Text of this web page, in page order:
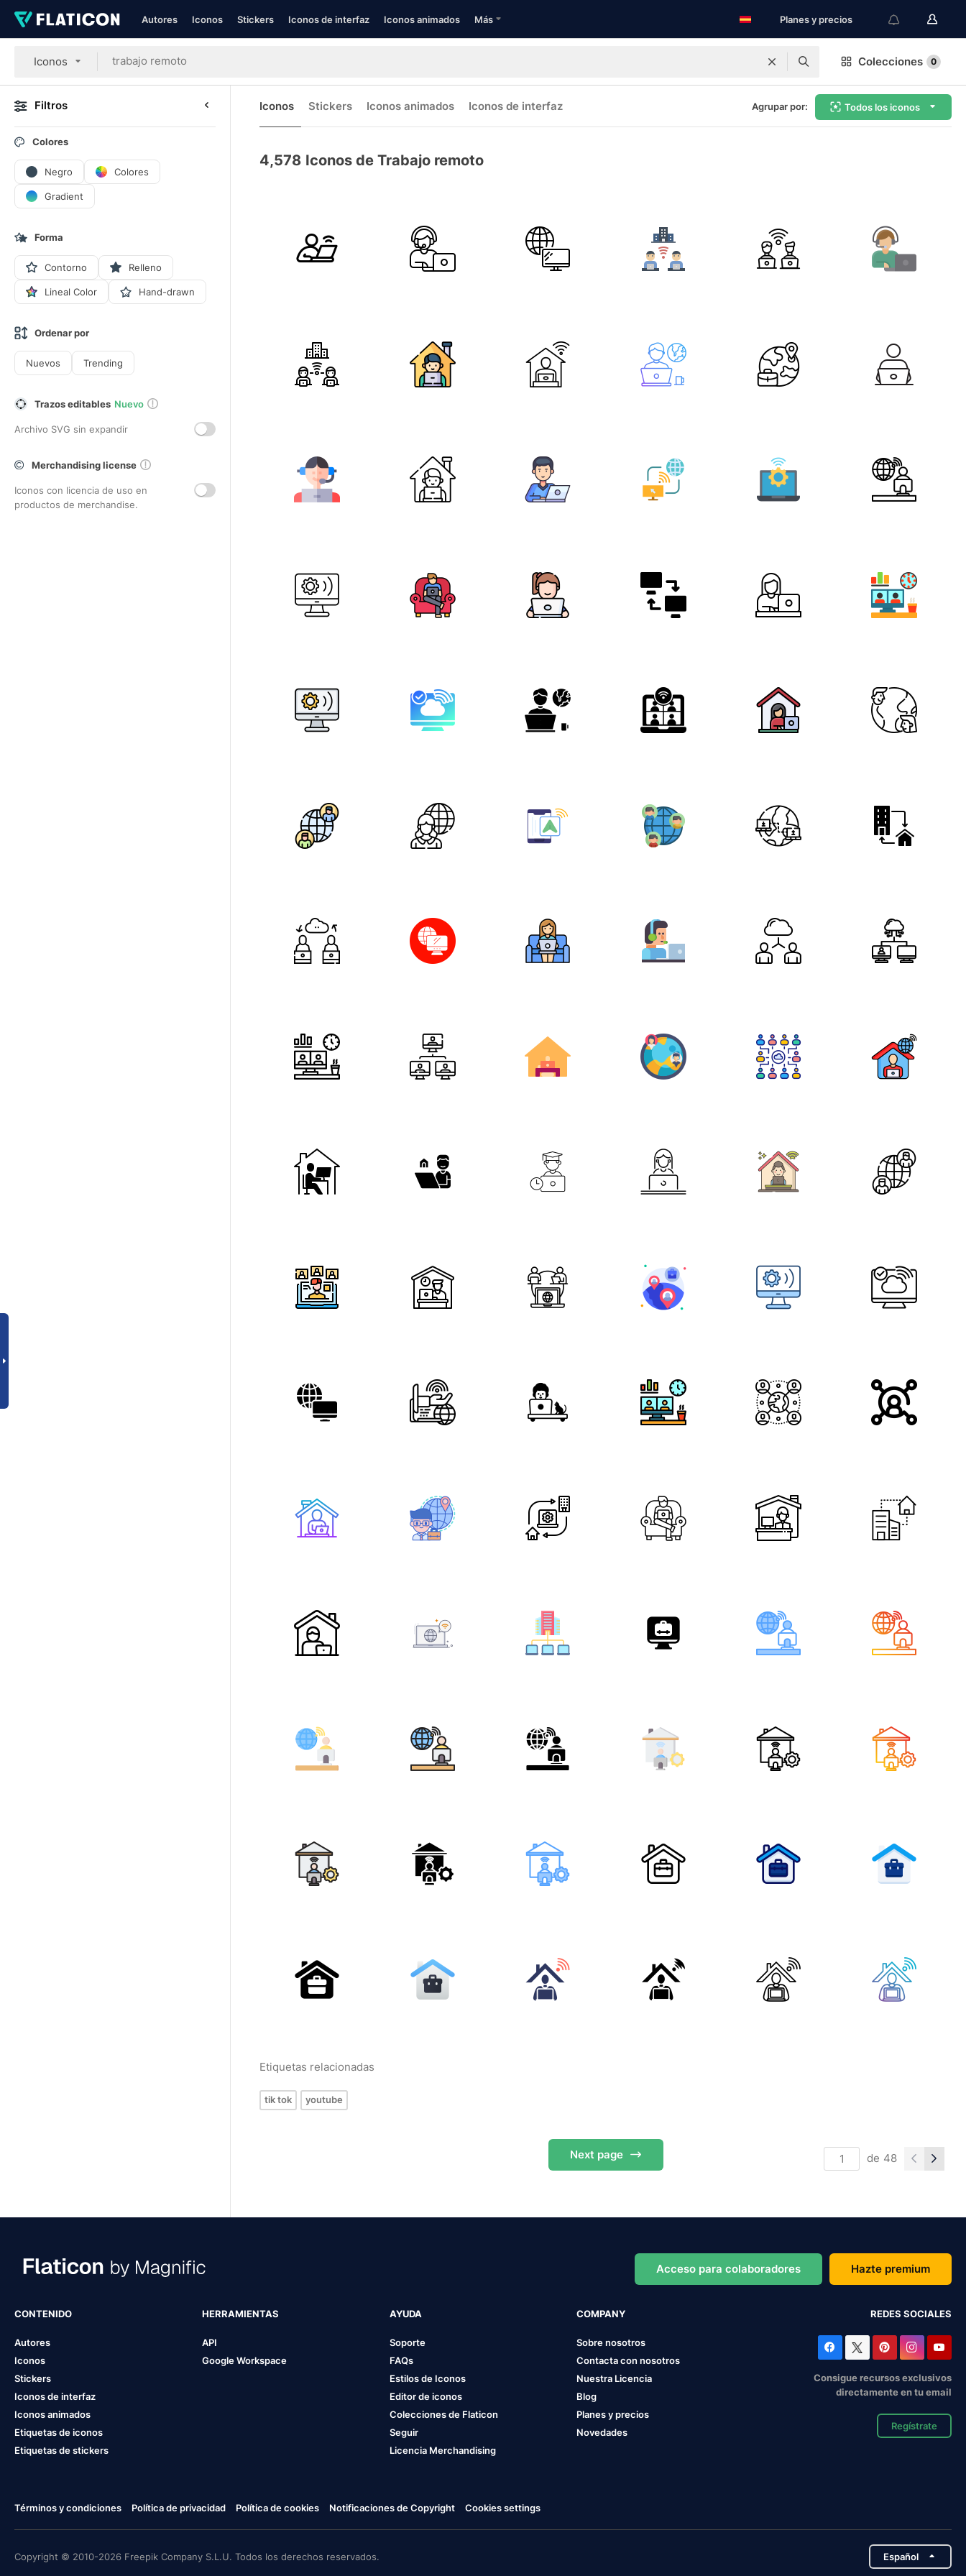
Autores Iconos Stickers Iconos de interfaz Iconos animados Más Planes y precios
Iconos Colecciones 0
Filtros
Colores
Negro Colores
Gradient
Forma
Contorno Relleno
Lineal Color Hand-drawn
Ordenar por
Nuevos Trending
Trazos editables Nuevo
Archivo SVG sin expandir
Merchandising license
Iconos con licencia de uso en
productos de merchandise.
Iconos Stickers Iconos animados Iconos de interfaz Agrupar por: Todos los iconos
4,578 Iconos de Trabajo remoto
Etiquetas relacionadas
tik tok youtube
Next page de 48
Acceso para colaboradores Hazte premium
CONTENIDO
Autores
Iconos
Stickers
Iconos de interfaz
Iconos animados
Etiquetas de iconos
Etiquetas de stickers
HERRAMIENTAS
API
Google Workspace
AYUDA
Soporte
FAQs
Estilos de Iconos
Editor de iconos
Colecciones de Flaticon
Seguir
Licencia Merchandising
COMPANY
Sobre nosotros
Contacta con nosotros
Nuestra Licencia
Blog
Planes y precios
Novedades
REDES SOCIALES
Consigue recursos exclusivos
directamente en tu email
Regístrate
Términos y condiciones Política de privacidad Política de cookies Notificaciones de Copyright Cookies settings
Copyright © 2010-2026 Freepik Company S.L.U. Todos los derechos reservados. Español